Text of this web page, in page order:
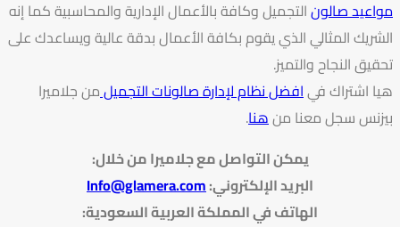
مواعيد صالونالتجميل وكافة بالأعمال الإدارية والمحاسبية كما إنه
الشريك المثالي الذي يقوم بكافة الأعمال بدقة عالية ويساعدك على
تحقيق النجاح والتميز.
هيا اشتراك فيافضل نظام لإدارة صالونات التجميلمن جلاميرا
بيزنس سجل معنا منهنا.
يمكن التواصل مع جلاميرا من خلال:
البريد الإلكتروني:
Info@glamera.com
الهاتف في المملكة العربية السعودية: